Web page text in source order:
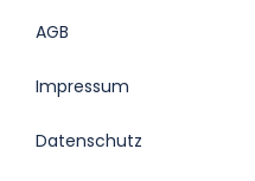
AGB
Impressum
Datenschutz